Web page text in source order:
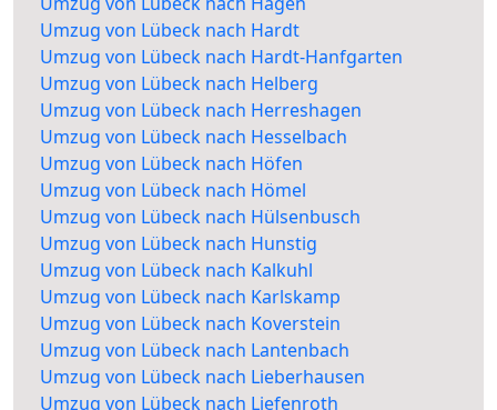
Umzug von Lübeck nach Hardt
Umzug von Lübeck nach Hardt-Hanfgarten
Umzug von Lübeck nach Helberg
Umzug von Lübeck nach Herreshagen
Umzug von Lübeck nach Hesselbach
Umzug von Lübeck nach Höfen
Umzug von Lübeck nach Hömel
Umzug von Lübeck nach Hülsenbusch
Umzug von Lübeck nach Hunstig
Umzug von Lübeck nach Kalkuhl
Umzug von Lübeck nach Karlskamp
Umzug von Lübeck nach Koverstein
Umzug von Lübeck nach Lantenbach
Umzug von Lübeck nach Lieberhausen
Umzug von Lübeck nach Liefenroth